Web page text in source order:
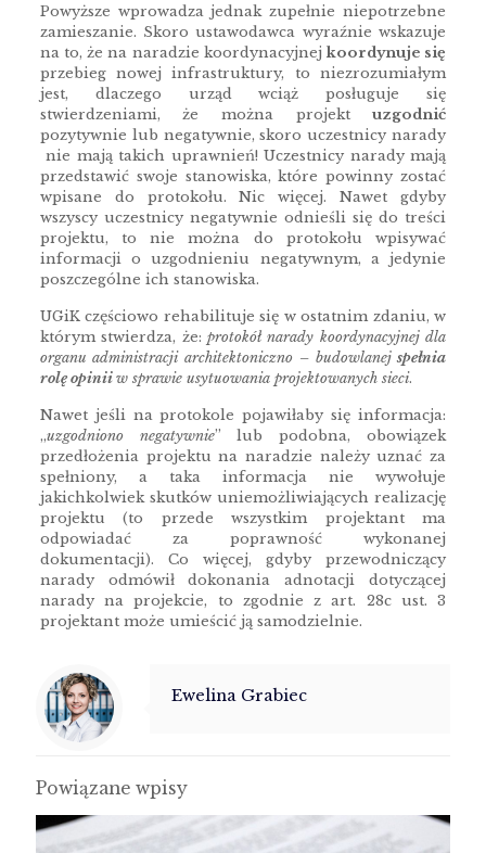
Powyższe wprowadza jednak zupełnie niepotrzebne
zamieszanie. Skoro ustawodawca wyraźnie wskazuje
na to, że na naradzie koordynacyjnej koordynuje się
przebieg nowej infrastruktury, to niezrozumiałym
jest, dlaczego urząd wciąż posługuje się
stwierdzeniami, że można projektuzgodnić
pozytywnie lub negatywnie, skoro uczestnicy narady
nie mają takich uprawnień! Uczestnicy narady mają
przedstawić swoje stanowiska, które powinny zostać
wpisane do protokołu. Nic więcej. Nawet gdyby
wszyscy uczestnicy negatywnie odnieśli się do treści
projektu, to nie można do protokołu wpisywać
informacji o uzgodnieniu negatywnym, a jedynie
poszczególne ich stanowiska.
UGiK częściowo rehabilituje się w ostatnim zdaniu, w
którym stwierdza, że: protokół narady koordynacyjnej dla
organu administracji architektoniczno – budowlanejspełnia
rolę opiniiw sprawie usytuowania projektowanych sieci.
Nawet jeśli na protokole pojawiłaby się informacja:
„uzgodniono negatywnie” lub podobna, obowiązek
przedłożenia projektu na naradzie należy uznać za
spełniony, a taka informacja nie wywołuje
jakichkolwiek skutków uniemożliwiających realizację
projektu (to przede wszystkim projektant ma
odpowiadać za poprawność wykonanej
dokumentacji). Co więcej, gdyby przewodniczący
narady odmówił dokonania adnotacji dotyczącej
narady na projekcie, to zgodnie z art. 28c ust. 3
projektant może umieścić ją samodzielnie.
Ewelina Grabiec
Powiązane wpisy